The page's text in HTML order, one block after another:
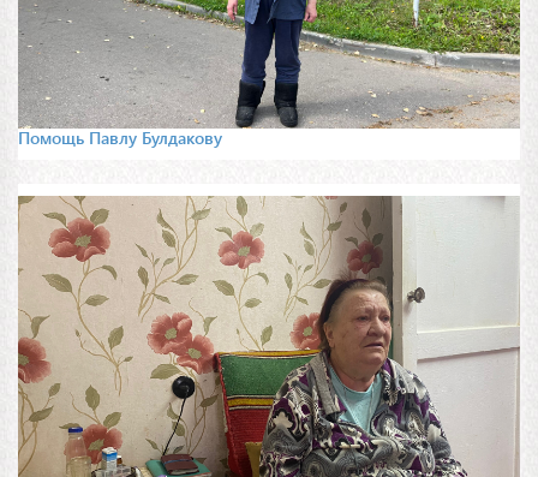
Помощь Павлу Булдакову